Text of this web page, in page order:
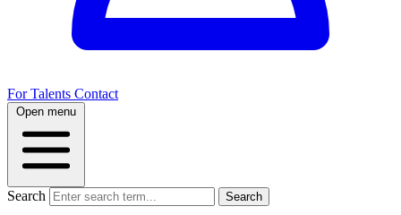
For Talents Contact
Open menu
Search Search